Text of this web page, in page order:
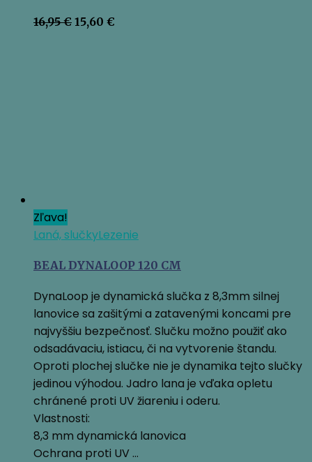
16,95€ Pôvodná
15,60 €
Zľava!
Laná, slučkyLezenie
BEAL DYNALOOP 120 CM
DynaLoop je dynamická slučka z 8,3mm silnej
lanovice sa zašitými a zatavenými koncami pre
najvyššiu bezpečnosť. Slučku možno použiť ako
odsadávaciu, istiacu, či na vytvorenie štandu.
Oproti plochej slučke nie je dynamika tejto slučky
jedinou výhodou. Jadro lana je vďaka opletu
chránené proti UV žiareniu i oderu.
Vlastnosti:
8,3 mm dynamická lanovica
Ochrana proti UV …